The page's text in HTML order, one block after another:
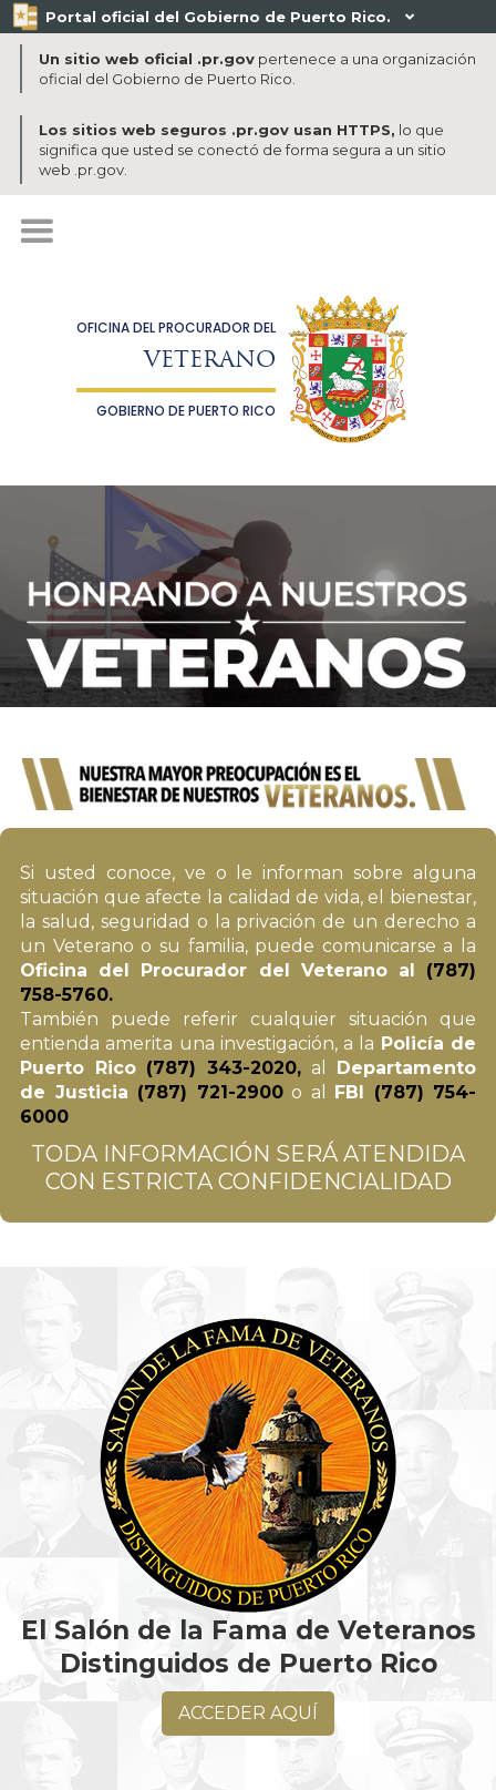
Portal oficial del Gobierno de Puerto Rico. 
Un sitio web oficial .pr.govpertenece a una organización
oficial del Gobierno de Puerto Rico.
Los sitios web seguros .pr.gov usan HTTPS, lo que
significa que usted se conectó de forma segura a un sitio
web .pr.gov.
OFICINA DEL PROCURADOR DEL
VETERANO
GOBIERNO DE PUERTO RICO
Si usted conoce, ve o le informan sobre alguna
situación que afecte la calidad de vida, el bienestar,
la salud, seguridad o la privación de un derecho a
un Veterano o su familia, puede comunicarse a la
Oficina del Procurador del Veterano al (787)
758-5760.
También puede referir cualquier situación que
entienda amerita una investigación, a la Policía de
Puerto Rico (787) 343-2020, al Departamento
de Justicia (787) 721-2900o al FBI (787) 754-
6000
TODA INFORMACIÓN SERÁ ATENDIDA
CON ESTRICTA CONFIDENCIALIDAD
El Salón de la Fama de Veteranos
Distinguidos de Puerto Rico
ACCEDER AQUÍ